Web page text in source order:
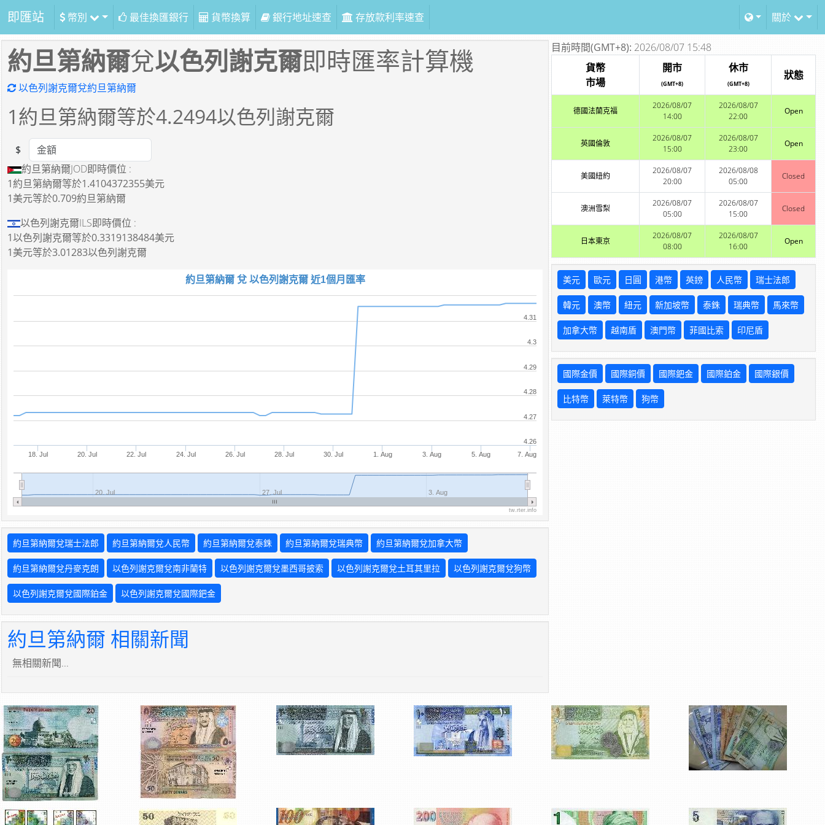
即匯站 幣別 最佳換匯銀行 貨幣換算 銀行地址速查 存放款利率速查 關於
約旦第納爾兌以色列謝克爾即時匯率計算機
以色列謝克爾兌約旦第納爾
1約旦第納爾等於4.2494以色列謝克爾
Amount
$
約旦第納爾JOD即時價位 :
1約旦第納爾等於1.4104372355美元
1美元等於0.709約旦第納爾
以色列謝克爾ILS即時價位 :
1以色列謝克爾等於0.3319138484美元
1美元等於3.01283以色列謝克爾
約旦第納爾 兌 以色列謝克爾 近1個月匯率
18. Jul 20. Jul 22. Jul 24. Jul 26. Jul 28. Jul 30. Jul 1. Aug 3. Aug 5. Aug 7. Aug
20. Jul 27. Jul 3. Aug
4.26
4.27
4.28
4.29
4.3
4.31
tw.rter.info
約旦第納爾兌瑞士法郎 約旦第納爾兌人民幣 約旦第納爾兌泰銖 約旦第納爾兌瑞典幣 約旦第納爾兌加拿大幣
約旦第納爾兌丹麥克朗 以色列謝克爾兌南非蘭特 以色列謝克爾兌墨西哥披索 以色列謝克爾兌土耳其里拉 以色列謝克爾兌狗幣
以色列謝克爾兌國際鉑金 以色列謝克爾兌國際鈀金
約旦第納爾 相關新聞
無相關新聞...
目前時間(GMT+8): 2026/08/07 15:48
貨幣
市場
開市
(GMT+8)
休市
(GMT+8)
狀態
德國法蘭克福
2026/08/07
14:00
2026/08/07
22:00
Open
英國倫敦
2026/08/07
15:00
2026/08/07
23:00
Open
美國紐約
2026/08/07
20:00
2026/08/08
05:00
Closed
澳洲雪梨
2026/08/07
05:00
2026/08/07
15:00
Closed
日本東京
2026/08/07
08:00
2026/08/07
16:00
Open
美元 歐元 日圓 港幣 英鎊 人民幣 瑞士法郎
韓元 澳幣 紐元 新加坡幣 泰銖 瑞典幣 馬來幣
加拿大幣 越南盾 澳門幣 菲國比索 印尼盾
國際金價 國際銅價 國際鈀金 國際鉑金 國際銀價
比特幣 萊特幣 狗幣